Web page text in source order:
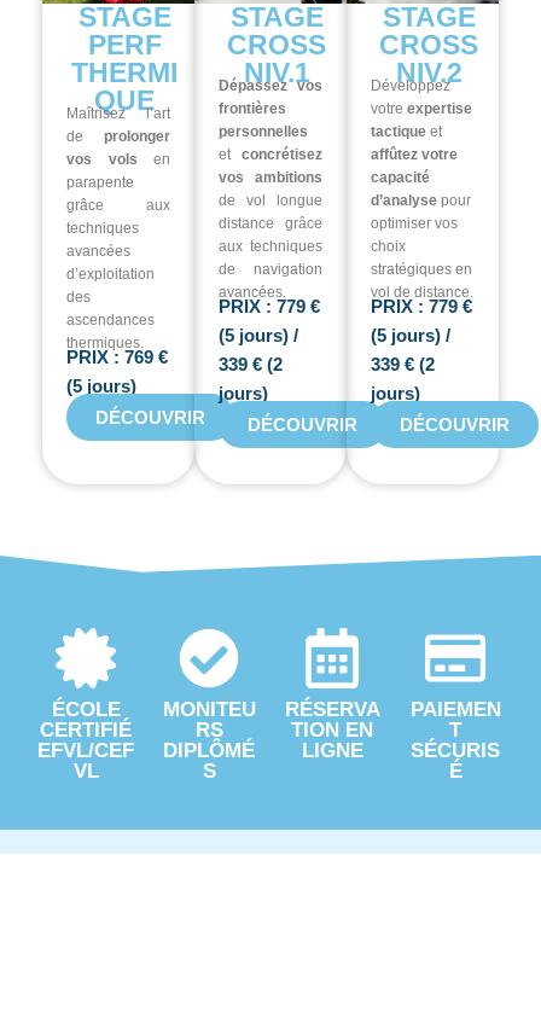
STAGE
PERF
THERMI
QUE
Maîtrisez l’art
de prolonger
vos vols en
parapente
grâce aux
techniques
avancées
d’exploitation
des
ascendances
thermiques.
PRIX : 769 €
(5 jours)
DÉCOUVRIR
STAGE
CROSS
NIV.1
Dépassez vos
frontières
personnelles
etconcrétisez
vos ambitions
de vol longue
distance grâce
aux techniques
de navigation
avancées.
PRIX : 779 €
(5 jours) /
339 € (2
jours)
DÉCOUVRIR
STAGE
CROSS
NIV.2
Développez
votre expertise
tactique et
affûtez votre
capacité
d’analyse pour
optimiser vos
choix
stratégiques en
vol de distance.
PRIX : 779 €
(5 jours) /
339 € (2
jours)
DÉCOUVRIR
ÉCOLE
CERTIFIÉ
EFVL/CEF
VL
MONITEU
RS
DIPLÔMÉ
S
RÉSERVA
TION EN
LIGNE
PAIEMEN
T
SÉCURIS
É